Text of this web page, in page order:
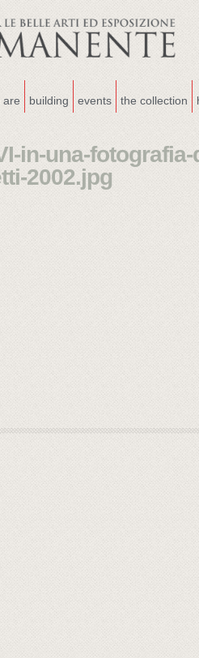
are building events the collection
in-una-
2002.jpg